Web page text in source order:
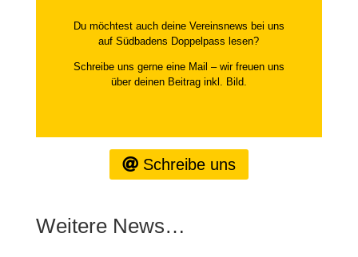
Du möchtest auch deine Vereinsnews bei uns
auf Südbadens Doppelpass lesen?
Schreibe uns gerne eine Mail – wir freuen uns
über deinen Beitrag inkl. Bild.
Schreibe uns
Weitere News…